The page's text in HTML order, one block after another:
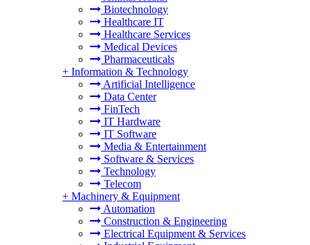
Biotechnology
Healthcare IT
Healthcare Services
Medical Devices
Pharmaceuticals
+ Information & Technology
Artificial Intelligence
Data Center
FinTech
IT Hardware
IT Software
Media & Entertainment
Software & Services
Technology
Telecom
+ Machinery & Equipment
Automation
Construction & Engineering
Electrical Equipment & Services